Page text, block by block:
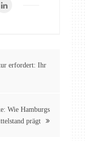
erfordert: Ihr
Wie Hamburgs
prägt